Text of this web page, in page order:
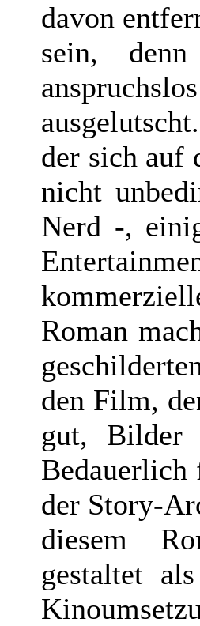
davon
sein,
der sich auf
nicht
Nerd -,
Roman
den Film,
gut, Bilder
Bedauerlich
der Story-
diesem
gestaltet